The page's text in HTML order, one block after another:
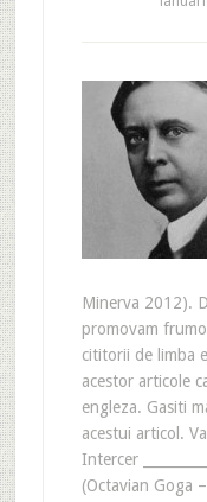
Minerva 2012).
promovam
cititorii de limba
acestor articole
engleza. Gasiti
acestui articol.
Intercer
(Octavian Goga